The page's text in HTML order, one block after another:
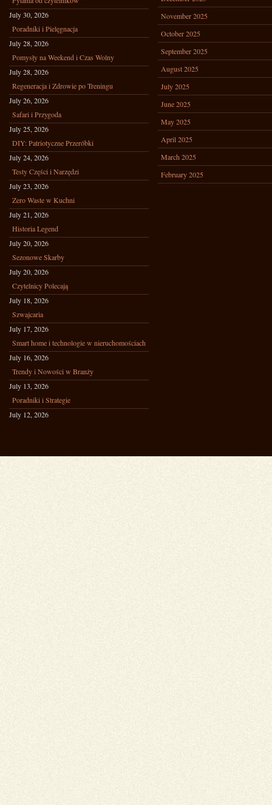
July 30, 2026
Poradniki i Pielęgnacja
July 28, 2026
Pomysły na Weekend i Czas Wolny
July 28, 2026
Regeneracja i Zdrowie po Treningu
July 26, 2026
Safari i Przygoda
July 25, 2026
DIY: Patriotyczne Przeróbki
July 24, 2026
Testy Części i Narzędzi
July 23, 2026
Zero Waste w Kuchni
July 21, 2026
Historia Legend
July 20, 2026
Sezonowe Skarby
July 20, 2026
Czytelnicy Polecają
July 18, 2026
Szwajcaria
July 17, 2026
Smart home i technologie w nieruchomościach
July 16, 2026
Trendy i Nowości w Branży
July 13, 2026
Poradniki i Strategie
July 12, 2026
November 2025
October 2025
September 2025
August 2025
July 2025
June 2025
May 2025
April 2025
March 2025
February 2025